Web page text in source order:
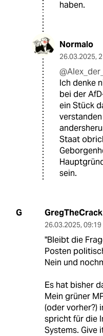
haben.
Normalo
26.03.2025,
Ich denke
bei der
ein Stück
Staat
sein.
G GregTheCrack
26.03.2025, 09:19
"Bleibt die
Posten
Nein und
Es hat bisher
Mein grüner
(oder vorher?)
spricht für die
Systems. Give